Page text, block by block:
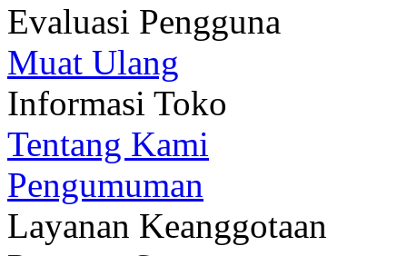
Evaluasi Pengguna
Muat Ulang
Informasi Toko
Tentang Kami
Pengumuman
Layanan Keanggotaan